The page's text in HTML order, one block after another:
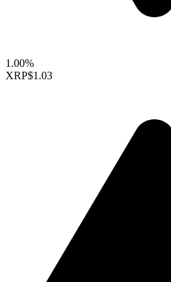
1.00%
XRP$1.03